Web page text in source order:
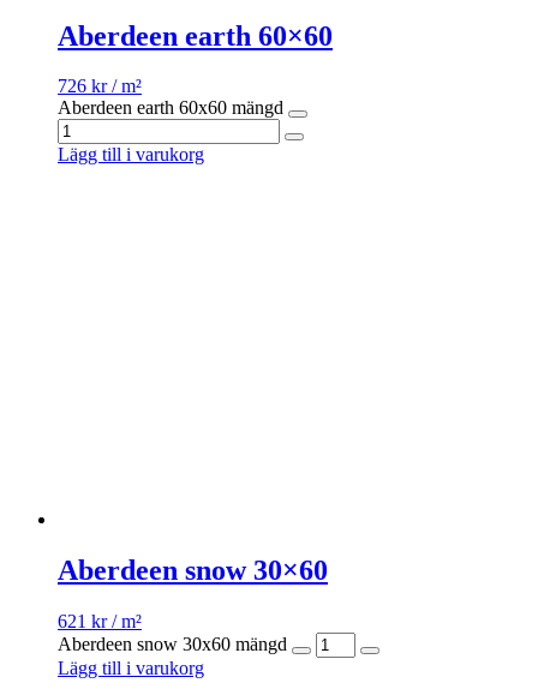
Aberdeen earth 60×60
726 kr/ m²
Aberdeen earth 60x60 mängd
Lägg till i varukorg
Aberdeen snow 30×60
621 kr/ m²
Aberdeen snow 30x60 mängd
Lägg till i varukorg